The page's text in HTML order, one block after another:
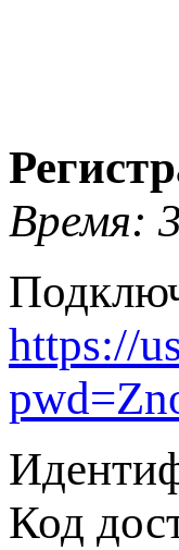
Время:
https://
Код